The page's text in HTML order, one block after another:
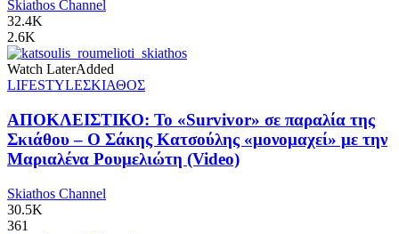
Skiathos Channel
32.4K
2.6K
Watch LaterAdded
LIFESTYLEΣΚΙΑΘΟΣ
ΑΠΟΚΛΕΙΣΤΙΚΟ: Το «Survivor» σε παραλία της
Σκιάθου – Ο Σάκης Κατσούλης «μονομαχεί» με την
Μαριαλένα Ρουμελιώτη (Video)
Skiathos Channel
30.5K
361